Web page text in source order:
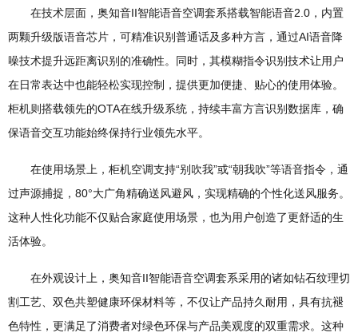
在技术层面，奥知音II智能语音空调套系搭载智能语音2.0，内置
两颗升级版语音芯片，可精准识别普通话及多种方言，通过AI语音降
噪技术提升远距离识别的准确性。同时，其模糊指令识别技术让用户
在日常表达中也能轻松实现控制，提供更加便捷、贴心的使用体验。
柜机则搭载领先的OTA在线升级系统，持续丰富方言识别数据库，确
保语音交互功能始终保持行业领先水平。
在使用场景上，柜机空调支持“别吹我”或“朝我吹”等语音指令，通
过声源捕捉，80°大广角精确送风避风，实现精确的个性化送风服务。
这种人性化功能不仅贴合家庭使用场景，也为用户创造了更舒适的生
活体验。
在外观设计上，奥知音II智能语音空调套系采用的诸如钻石纹理切
割工艺、双色共塑健康环保材料等，不仅让产品持久耐用，具有抗褪
色特性，更满足了消费者对绿色环保与产品美观度的双重需求。这种